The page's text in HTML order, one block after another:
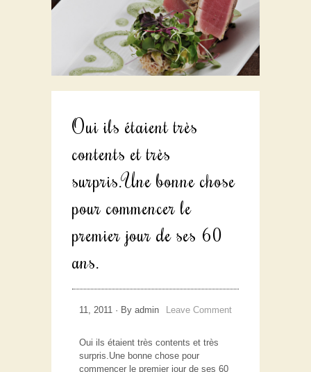
Oui ils étaient très
contents et très
surpris.Une bonne chose
pour commencer le
premier jour de ses 60
ans.
11, 2011 · By admin Leave Comment
Oui ils étaient très contents et très
surpris.Une bonne chose pour
commencer le premier jour de ses 60